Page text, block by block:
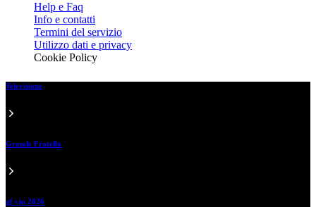
Help e Faq
Info e contatti
Termini del servizio
Utilizzo dati e privacy
Cookie Policy
Televisione
Grande Fratello
gf vip 2026